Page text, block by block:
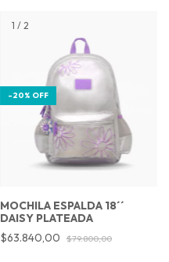
1 / 2
-20% OFF
MOCHILA ESPALDA 18´´
DAISY PLATEADA
$63.840,00
$79.800,00